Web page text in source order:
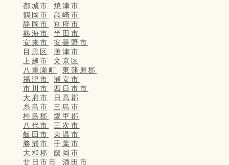
都城市
焼津市
鶴岡市
高崎市
静岡市
別府市
熱海市
半田市
安来市
安曇野市
目黒区
唐津市
上越市
文京区
八重瀬町
東蒲原郡
福津市
浦安市
市川市
四日市市
大府市
日高郡
糸島市
三島市
杵島郡
愛甲郡
八代市
三次市
飯田市
東温市
勝浦市
千葉市
大和郡
藤岡市
廿日市市
酒田市